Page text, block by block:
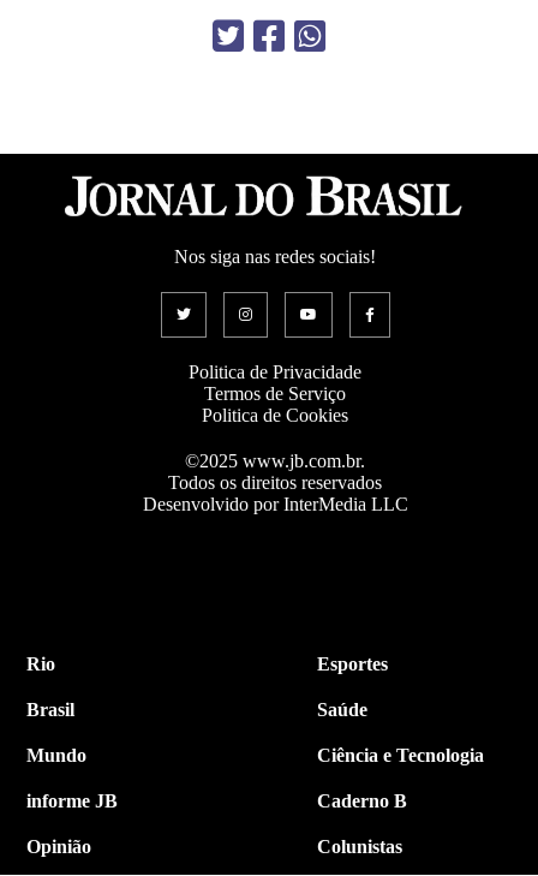
Nos siga nas redes sociais!
Politica de Privacidade
Termos de Serviço
Politica de Cookies
©2025 www.jb.com.br.
Todos os direitos reservados
Desenvolvido por InterMedia LLC
Rio
Brasil
Mundo
informe JB
Opinião
Esportes
Saúde
Ciência e Tecnologia
Caderno B
Colunistas